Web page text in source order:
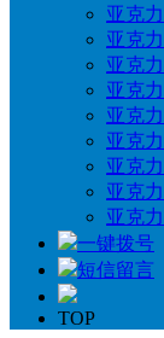
亚克
亚克
亚克
亚克
亚克
亚克
亚克
亚克
亚克
一键拨号
短信留言
TOP